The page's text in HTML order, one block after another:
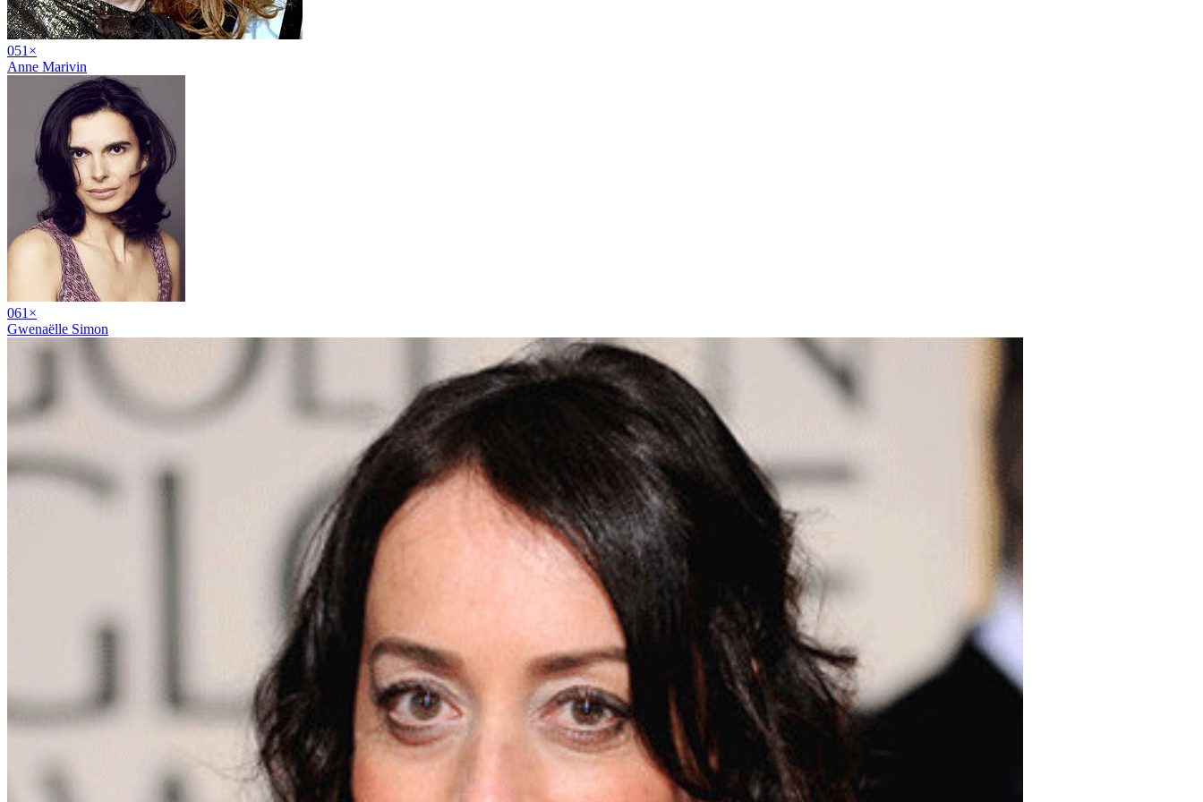
051 ×
Anne Marivin
061 ×
Gwenaëlle Simon